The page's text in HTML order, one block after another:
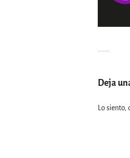
Deja
Lo siento,